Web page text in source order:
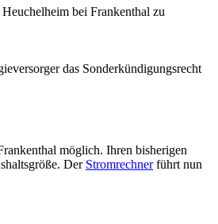
bei Frankenthal zu
das Sonderkündigungsrecht
möglich. Ihren bisherigen
Der Stromrechnerführt nun